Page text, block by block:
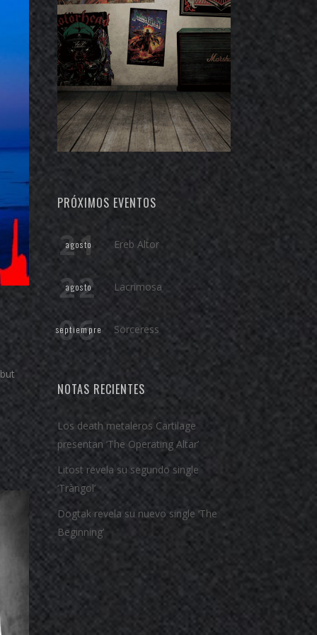
PRÓXIMOS EVENTOS
21
agosto Ereb Altor
22
agosto Lacrimosa
06
septiempre Sörceress
NOTAS RECIENTES
Los death metaleros Cartilage
presentan ‘The Operating Altar’
Litost revela su segundo single
‘Tràngol’
Dogtak revela su nuevo single ‘The
Beginning’